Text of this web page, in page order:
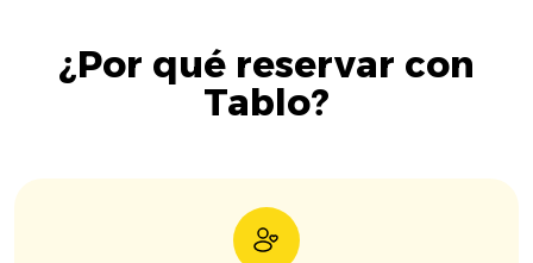
¿Por qué reservar con
Tablo?